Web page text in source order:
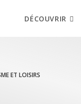
DÉCOUVRIR
ET LOISIRS